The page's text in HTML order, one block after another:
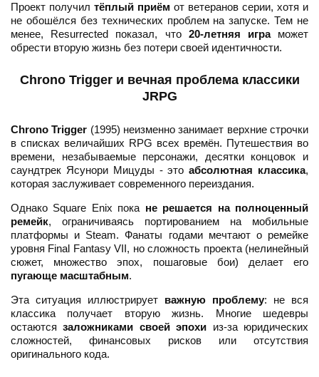
Проект получил тёплый приём от ветеранов серии, хотя и
не обошёлся без технических проблем на запуске. Тем не
менее, Resurrected показал, что 20-летняя играможет
обрести вторую жизнь без потери своей идентичности.
Chrono Trigger и вечная проблема классики
JRPG
Chrono Trigger (1995) неизменно занимает верхние строчки
в списках величайших RPG всех времён. Путешествия во
времени, незабываемые персонажи, десятки концовок и
саундтрек Ясунори Мицуды - этоабсолютная классика,
которая заслуживает современного переиздания.
Однако Square Enix пока не решается на полноценный
ремейк, ограничиваясь портированием на мобильные
платформы и Steam. Фанаты годами мечтают о ремейке
уровня Final Fantasy VII, но сложность проекта (нелинейный
сюжет, множество эпох, пошаговые бои) делает его
пугающе масштабным.
Эта ситуация иллюстрирует важную проблему: не вся
классика получает вторую жизнь. Многие шедевры
остаютсязаложниками своей эпохи из-за юридических
сложностей, финансовых рисков или отсутствия
оригинального кода.